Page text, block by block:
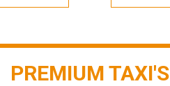
PREMIUM TAXI'S